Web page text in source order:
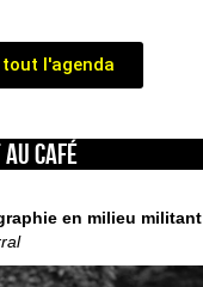
l'agenda
au café
en milieu militant